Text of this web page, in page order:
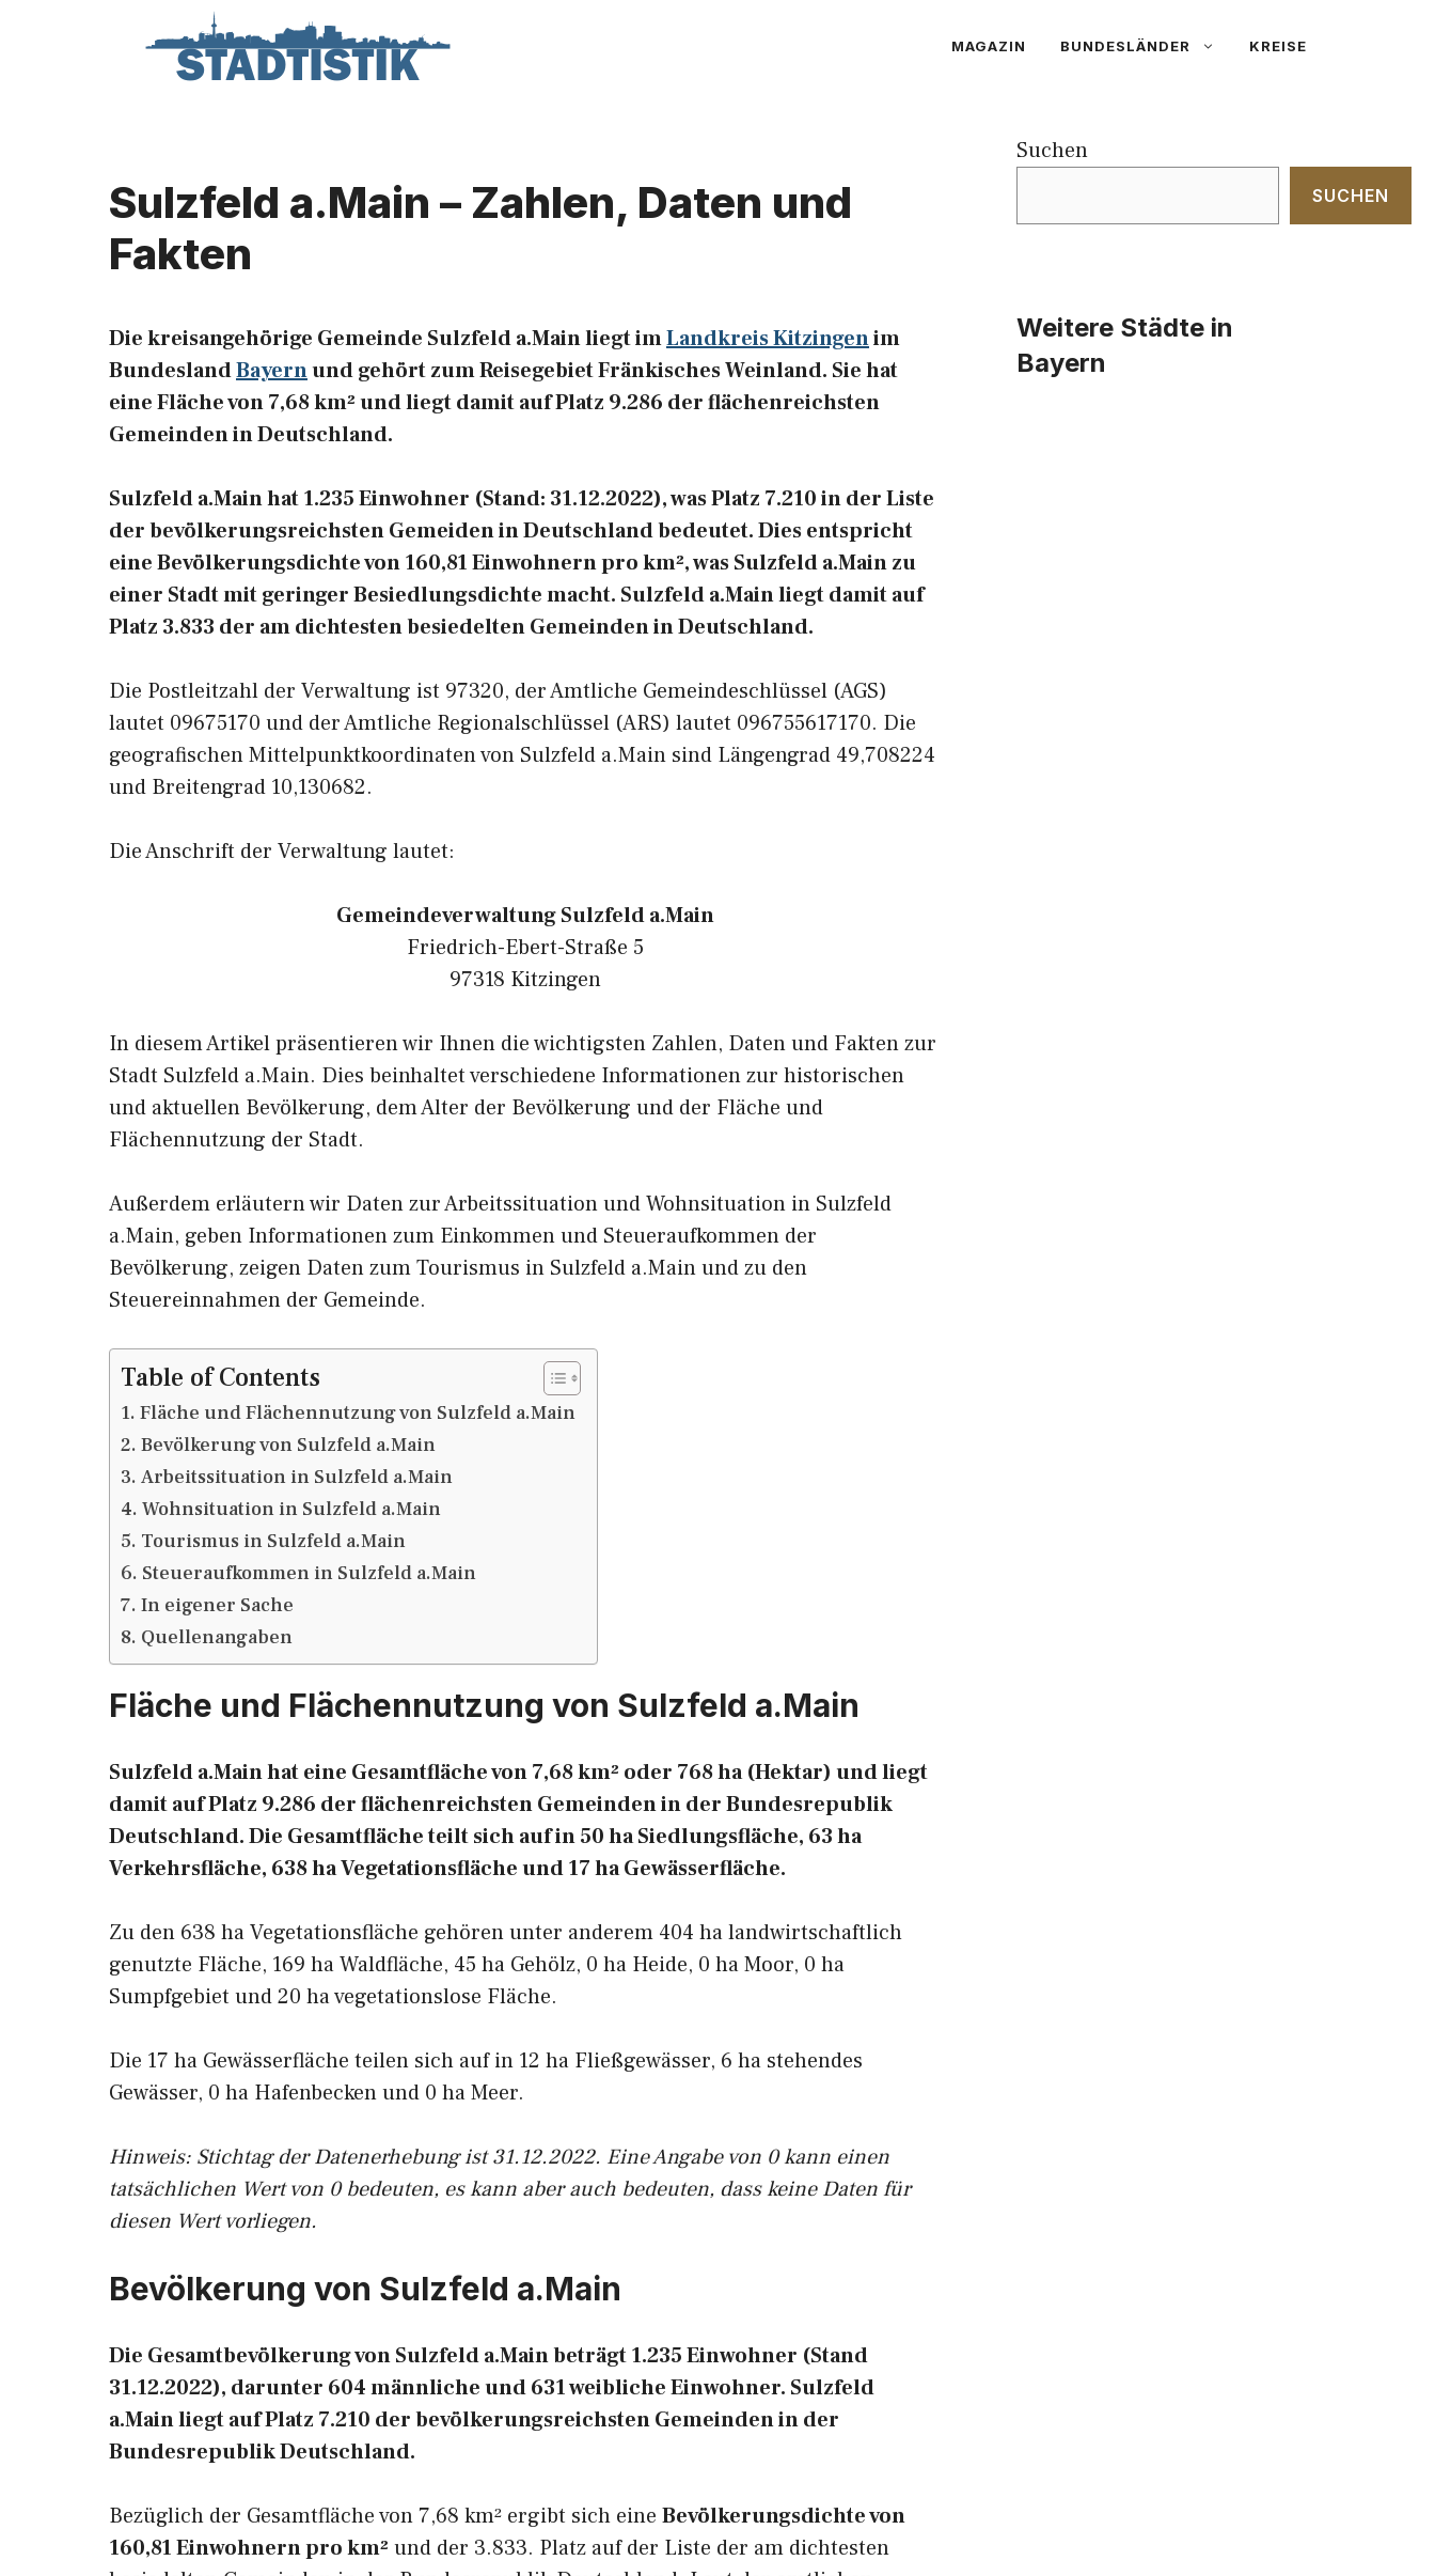
MAGAZIN BUNDESLÄNDER KREISE
Sulzfeld a.Main – Zahlen, Daten und
Fakten
Die kreisangehörige Gemeinde Sulzfeld a.Main liegt imLandkreis Kitzingenim
BundeslandBayernund gehört zum Reisegebiet Fränkisches Weinland. Sie hat
eine Fläche von 7,68 km² und liegt damit auf Platz 9.286 der flächenreichsten
Gemeinden in Deutschland.
Sulzfeld a.Main hat 1.235 Einwohner (Stand: 31.12.2022), was Platz 7.210 in der Liste
der bevölkerungsreichsten Gemeiden in Deutschland bedeutet. Dies entspricht
eine Bevölkerungsdichte von 160,81 Einwohnern pro km², was Sulzfeld a.Main zu
einer Stadt mit geringer Besiedlungsdichte macht. Sulzfeld a.Main liegt damit auf
Platz 3.833 der am dichtesten besiedelten Gemeinden in Deutschland.
Die Postleitzahl der Verwaltung ist 97320, der Amtliche Gemeindeschlüssel (AGS)
lautet 09675170 und der Amtliche Regionalschlüssel (ARS) lautet 096755617170. Die
geografischen Mittelpunktkoordinaten von Sulzfeld a.Main sind Längengrad 49,708224
und Breitengrad 10,130682.
Die Anschrift der Verwaltung lautet:
Gemeindeverwaltung Sulzfeld a.Main
Friedrich-Ebert-Straße 5
97318 Kitzingen
In diesem Artikel präsentieren wir Ihnen die wichtigsten Zahlen, Daten und Fakten zur
Stadt Sulzfeld a.Main. Dies beinhaltet verschiedene Informationen zur historischen
und aktuellen Bevölkerung, dem Alter der Bevölkerung und der Fläche und
Flächennutzung der Stadt.
Außerdem erläutern wir Daten zur Arbeitssituation und Wohnsituation in Sulzfeld
a.Main, geben Informationen zum Einkommen und Steueraufkommen der
Bevölkerung, zeigen Daten zum Tourismus in Sulzfeld a.Main und zu den
Steuereinnahmen der Gemeinde.
Table of Contents
Fläche und Flächennutzung von Sulzfeld a.Main
Bevölkerung von Sulzfeld a.Main
Arbeitssituation in Sulzfeld a.Main
Wohnsituation in Sulzfeld a.Main
Tourismus in Sulzfeld a.Main
Steueraufkommen in Sulzfeld a.Main
In eigener Sache
Quellenangaben
Fläche und Flächennutzung von Sulzfeld a.Main
Sulzfeld a.Main hat eine Gesamtfläche von 7,68 km² oder 768 ha (Hektar) und liegt
damit auf Platz 9.286 der flächenreichsten Gemeinden in der Bundesrepublik
Deutschland. Die Gesamtfläche teilt sich auf in 50 ha Siedlungsfläche, 63 ha
Verkehrsfläche, 638 ha Vegetationsfläche und 17 ha Gewässerfläche.
Zu den 638 ha Vegetationsfläche gehören unter anderem 404 ha landwirtschaftlich
genutzte Fläche, 169 ha Waldfläche, 45 ha Gehölz, 0 ha Heide, 0 ha Moor, 0 ha
Sumpfgebiet und 20 ha vegetationslose Fläche.
Die 17 ha Gewässerfläche teilen sich auf in 12 ha Fließgewässer, 6 ha stehendes
Gewässer, 0 ha Hafenbecken und 0 ha Meer.
Hinweis: Stichtag der Datenerhebung ist 31.12.2022. Eine Angabe von 0 kann einen
tatsächlichen Wert von 0 bedeuten, es kann aber auch bedeuten, dass keine Daten für
diesen Wert vorliegen.
Bevölkerung von Sulzfeld a.Main
Die Gesamtbevölkerung von Sulzfeld a.Main beträgt 1.235 Einwohner (Stand
31.12.2022), darunter 604 männliche und 631 weibliche Einwohner. Sulzfeld
a.Main liegt auf Platz 7.210 der bevölkerungsreichsten Gemeinden in der
Bundesrepublik Deutschland.
Bezüglich der Gesamtfläche von 7,68 km² ergibt sich eine Bevölkerungsdichte von
160,81 Einwohnern pro km² und der 3.833. Platz auf der Liste der am dichtesten
Suchen
SUCHEN
Weitere Städte in
Bayern